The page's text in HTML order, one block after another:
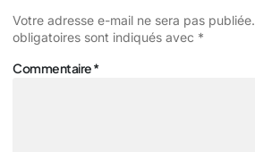
Votre adresse e-mail ne sera pas publiée.
obligatoires sont indiqués avec *
Commentaire*